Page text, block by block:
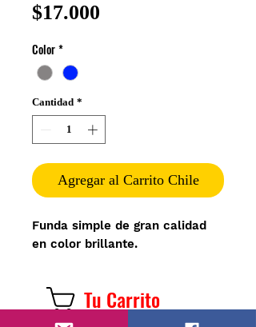
$17.000
Color*
Cantidad *
Agregar al Carrito Chile
Funda simple de gran calidad
en color brillante.
Tu Carrito